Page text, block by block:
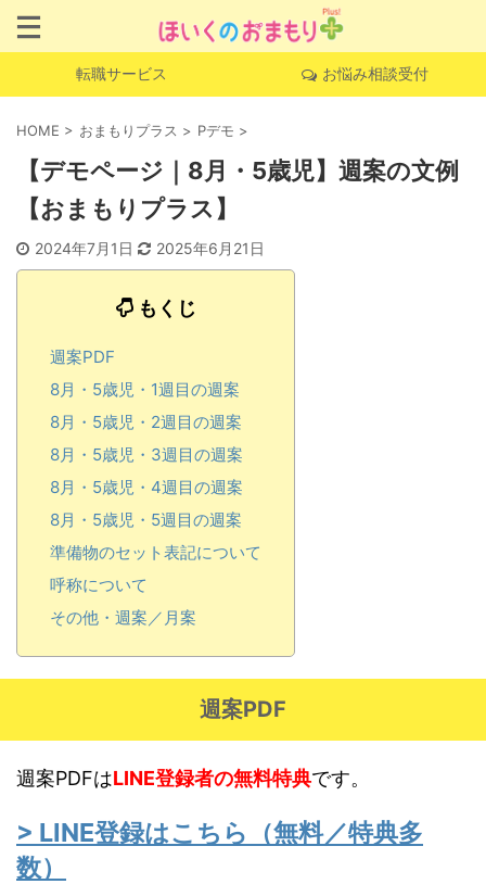
転職サービス お悩み相談受付
HOME > おまもりプラス > Pデモ >
【デモページ｜8月・5歳児】週案の文例
【おまもりプラス】
2024年7月1日 2025年6月21日
もくじ
週案PDF
8月・5歳児・1週目の週案
8月・5歳児・2週目の週案
8月・5歳児・3週目の週案
8月・5歳児・4週目の週案
8月・5歳児・5週目の週案
準備物のセット表記について
呼称について
その他・週案／月案
週案PDF
週案PDFはLINE登録者の無料特典です。
> LINE登録はこちら（無料／特典多
数）